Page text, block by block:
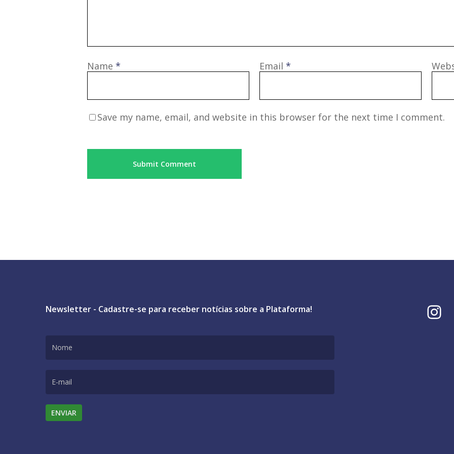
Name * Email *
Save my name, email, and website in this browser for the next time I comment.
Newsletter - Cadastre-se para receber notícias sobre a Plataforma!